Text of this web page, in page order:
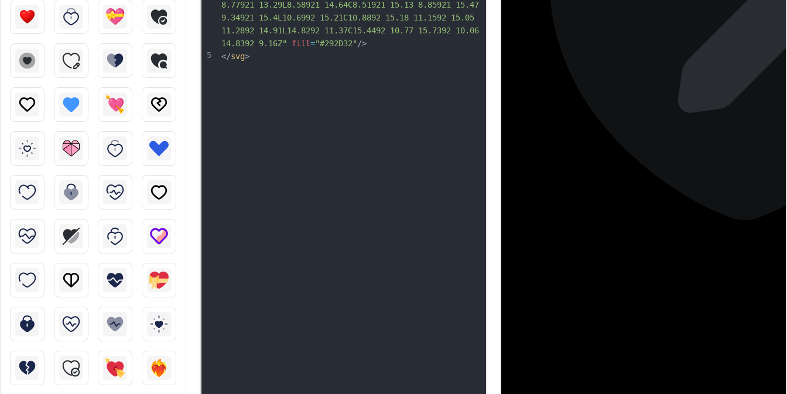
5
8.77921 13.29L8.58921 14.64C8.51921 15.13 8.85921 15.47
9.34921 15.4L10.6992 15.21C10.8892 15.18 11.1592 15.05
11.2892 14.91L14.8292 11.37C15.4492 10.77 15.7392 10.06
14.8392 9.16Z"
fill="#292D32" />
</svg>